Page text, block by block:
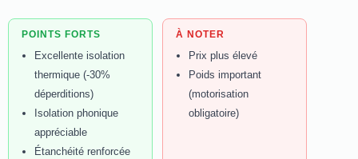
POINTS FORTS
Excellente isolation
thermique (-30%
déperditions)
Isolation phonique
appréciable
Étanchéité renforcée
À NOTER
Prix plus élevé
Poids important
(motorisation
obligatoire)